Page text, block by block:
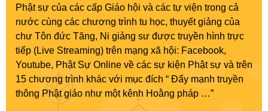
Phật sự của các cấp Giáo hội và các tự viện trong cả
nước cùng các chương trình tu học, thuyết giảng của
chư Tôn đức Tăng, Ni giảng sư được truyền hình trực
tiếp (Live Streaming) trên mạng xã hội: Facebook,
Youtube, Phật Sự Online về các sự kiện Phật sự và trên
15 chương trình khác với mục đích “ Đẩy mạnh truyền
thông Phật giáo như một kênh Hoằng pháp …”